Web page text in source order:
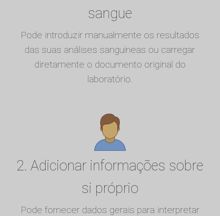
sangue
Pode introduzir manualmente os resultados
das suas análises sanguíneas ou carregar
diretamente o documento original do
laboratório.
2. Adicionar informações sobre
si próprio
Pode fornecer dados gerais para interpretar